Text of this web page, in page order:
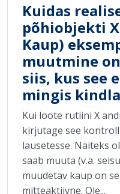
Kuidas
põhiobjekti
Kaup)
muutmine
siis, kus see
mingis
Kui loote rutiini X
kirjutage see
lausetesse. Näiteks
saab muuta (v.a.
muudetav kaup on
mitteaktiivne. Ole...